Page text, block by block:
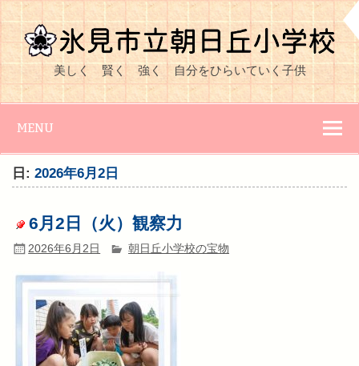
Skip
content
氷見市立朝日丘
小学校
美しく 賢く 強く 自分をひらいていく子供
MENU
日:2026年6月2日
6月2日（火）観察力
2026年6月2日 朝日丘小学校の宝物